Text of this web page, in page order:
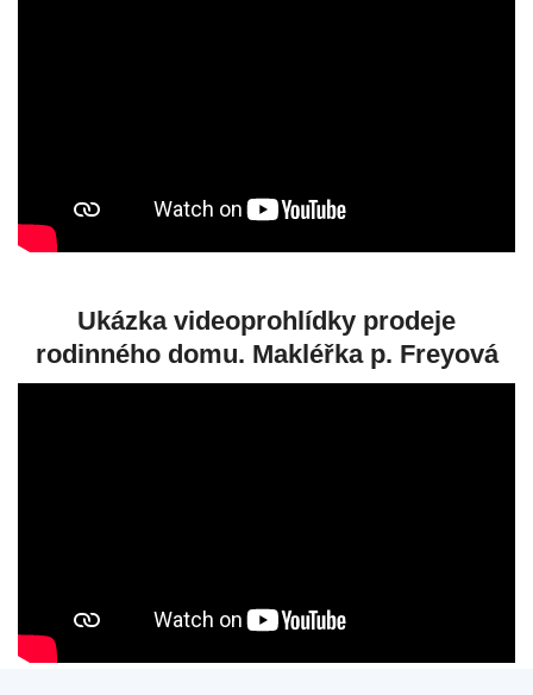
Ukázka videoprohlídky prodeje
rodinného domu. Makléřka p. Freyová